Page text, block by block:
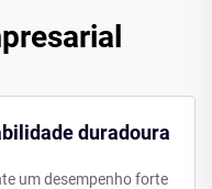
duradoura
um desempenho forte